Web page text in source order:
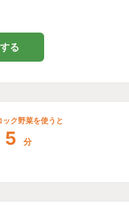
る
ック野菜を使うと
5 分